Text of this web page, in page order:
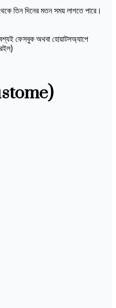
তিন দিনের মতন সময় লাগতে পারে।
ফেসবুক অথবা হোয়াটসঅ্যাপে